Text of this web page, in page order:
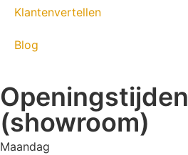
Klantenvertellen
Blog
Openingstijden
(showroom)
Maandag